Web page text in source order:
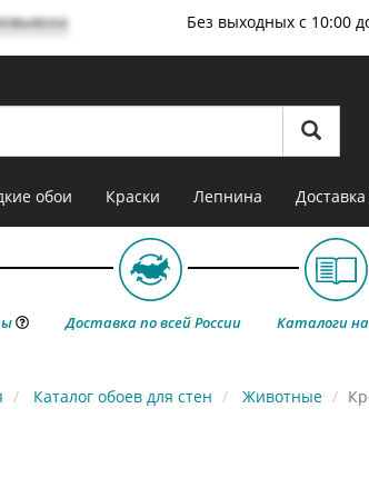
Без выходных с 10:00
обои Краски Лепнина
Доставка по всей России Каталоги
Каталог обоев для стен Животные